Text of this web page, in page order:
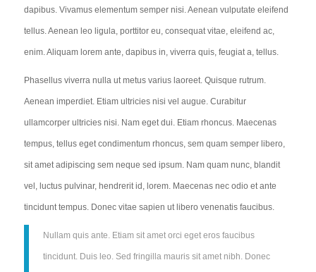
dapibus. Vivamus elementum semper nisi. Aenean vulputate eleifend
tellus. Aenean leo ligula, porttitor eu, consequat vitae, eleifend ac,
enim. Aliquam lorem ante, dapibus in, viverra quis, feugiat a, tellus.
Phasellus viverra nulla ut metus varius laoreet. Quisque rutrum.
Aenean imperdiet. Etiam ultricies nisi vel augue. Curabitur
ullamcorper ultricies nisi. Nam eget dui. Etiam rhoncus. Maecenas
tempus, tellus eget condimentum rhoncus, sem quam semper libero,
sit amet adipiscing sem neque sed ipsum. Nam quam nunc, blandit
vel, luctus pulvinar, hendrerit id, lorem. Maecenas nec odio et ante
tincidunt tempus. Donec vitae sapien ut libero venenatis faucibus.
Nullam quis ante. Etiam sit amet orci eget eros faucibus
tincidunt. Duis leo. Sed fringilla mauris sit amet nibh. Donec